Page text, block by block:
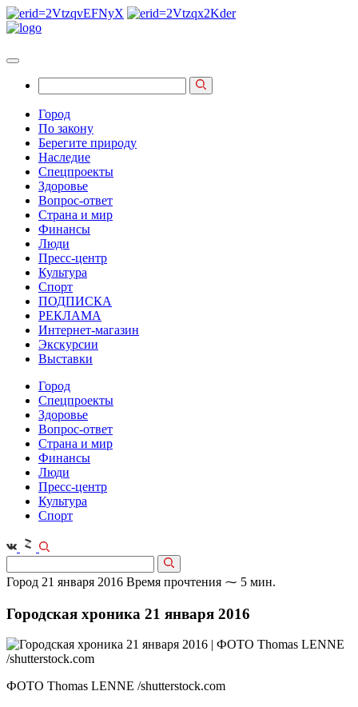
Город
По закону
Берегите природу
Наследие
Спецпроекты
Здоровье
Вопрос-ответ
Страна и мир
Финансы
Люди
Пресс-центр
Культура
Спорт
ПОДПИСКА
РЕКЛАМА
Интернет-магазин
Экскурсии
Выставки
Город
Спецпроекты
Здоровье
Вопрос-ответ
Страна и мир
Финансы
Люди
Пресс-центр
Культура
Спорт
Город 21 января 2016 Время прочтения ⁓ 5 мин.
Городская хроника 21 января 2016
ФОТО Thomas LENNE /shutterstock.com